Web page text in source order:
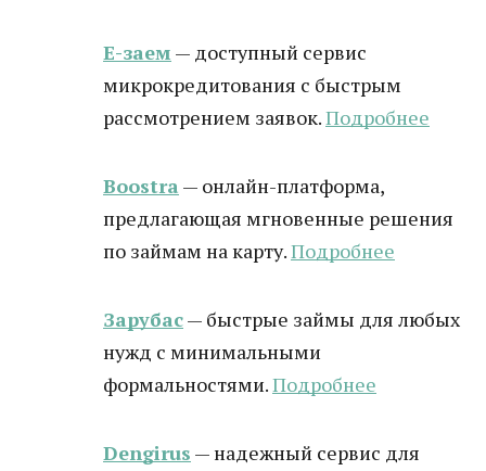
Е-заем — доступный сервис
микрокредитования с быстрым
рассмотрением заявок.Подробнее
Boostra — онлайн-платформа,
предлагающая мгновенные решения
по займам на карту.Подробнее
Зарубас— быстрые займы для любых
нужд с минимальными
формальностями.Подробнее
Dengirus — надежный сервис для